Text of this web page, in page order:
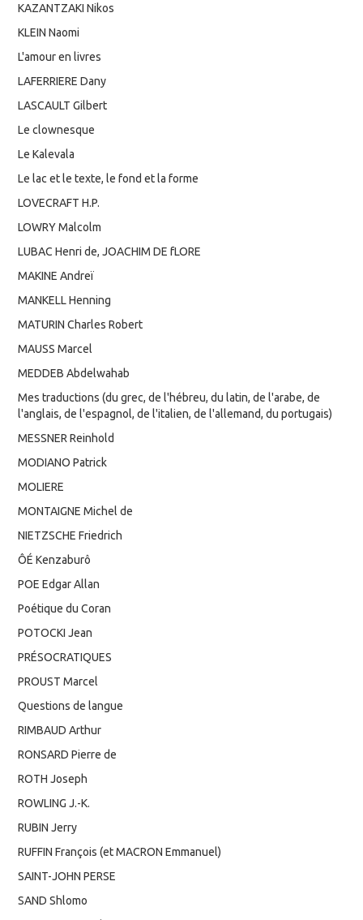
KAZANTZAKI Nikos
KLEIN Naomi
L'amour en livres
LAFERRIERE Dany
LASCAULT Gilbert
Le clownesque
Le Kalevala
Le lac et le texte, le fond et la forme
LOVECRAFT H.P.
LOWRY Malcolm
LUBAC Henri de, JOACHIM DE fLORE
MAKINE Andreï
MANKELL Henning
MATURIN Charles Robert
MAUSS Marcel
MEDDEB Abdelwahab
Mes traductions (du grec, de l'hébreu, du latin, de l'arabe, de
l'anglais, de l'espagnol, de l'italien, de l'allemand, du portugais)
MESSNER Reinhold
MODIANO Patrick
MOLIERE
MONTAIGNE Michel de
NIETZSCHE Friedrich
ÔÉ Kenzaburô
POE Edgar Allan
Poétique du Coran
POTOCKI Jean
PRÉSOCRATIQUES
PROUST Marcel
Questions de langue
RIMBAUD Arthur
RONSARD Pierre de
ROTH Joseph
ROWLING J.-K.
RUBIN Jerry
RUFFIN François (et MACRON Emmanuel)
SAINT-JOHN PERSE
SAND Shlomo